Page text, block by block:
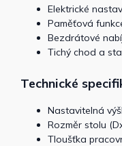
Elektrické
Paměťová
Bezdrátové
Tichý chod a
Technické
Nastavitelná
Rozměr stolu
Tloušťka